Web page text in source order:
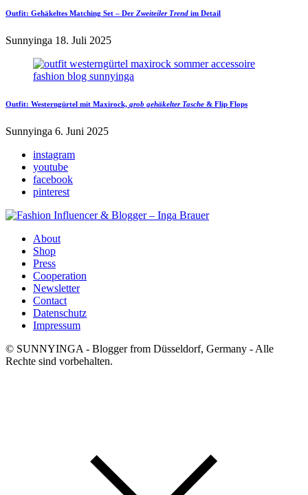
Outfit: Gehäkeltes Matching Set – Der Zweiteiler Trend im Detail
Sunnyinga 18. Juli 2025
Outfit: Westerngürtel mit Maxirock, grob gehäkelter Tasche & Flip Flops
Sunnyinga 6. Juni 2025
instagram
youtube
facebook
pinterest
About
Shop
Press
Cooperation
Newsletter
Contact
Datenschutz
Impressum
© SUNNYINGA - Blogger from Düsseldorf, Germany - Alle
Rechte sind vorbehalten.